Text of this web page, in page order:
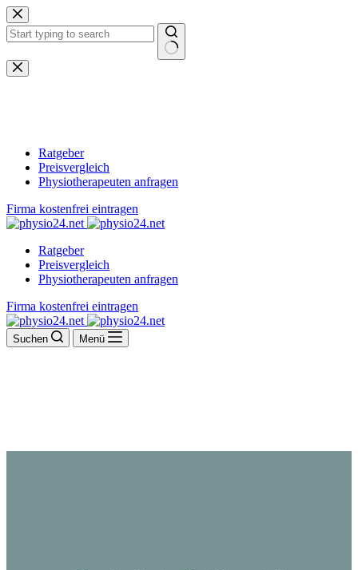
Zum
Inhalt
springen
Keine
Ergebnisse
Ratgeber
Preisvergleich
Physiotherapeuten anfragen
Firma kostenfrei eintragen
Ratgeber
Preisvergleich
Physiotherapeuten anfragen
Firma kostenfrei eintragen
Suchen Menü